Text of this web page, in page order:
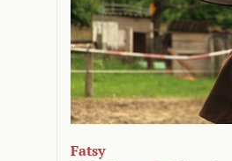
Fatsy